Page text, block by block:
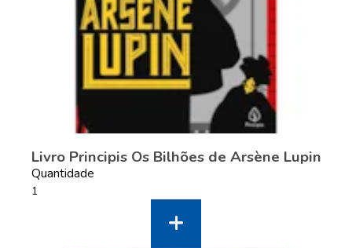
Livro Principis Os Bilhões de Arsène Lupin
Quantidade